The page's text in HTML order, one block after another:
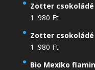
Zotter csokoládé
1 .980 Ft
Zotter csokoládé
1 .980 Ft
Bio Mexiko